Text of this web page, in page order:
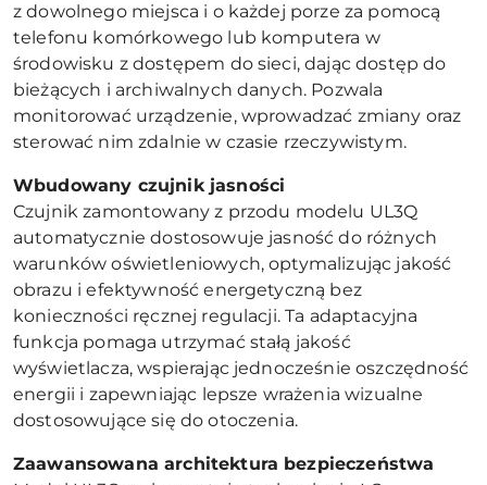
z dowolnego miejsca i o każdej porze za pomocą
telefonu komórkowego lub komputera w
środowisku z dostępem do sieci, dając dostęp do
bieżących i archiwalnych danych. Pozwala
monitorować urządzenie, wprowadzać zmiany oraz
sterować nim zdalnie w czasie rzeczywistym.
Wbudowany czujnik jasności
Czujnik zamontowany z przodu modelu UL3Q
automatycznie dostosowuje jasność do różnych
warunków oświetleniowych, optymalizując jakość
obrazu i efektywność energetyczną bez
konieczności ręcznej regulacji. Ta adaptacyjna
funkcja pomaga utrzymać stałą jakość
wyświetlacza, wspierając jednocześnie oszczędność
energii i zapewniając lepsze wrażenia wizualne
dostosowujące się do otoczenia.
Zaawansowana architektura bezpieczeństwa